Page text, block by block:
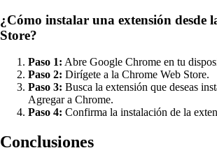
¿Cómo instalar una extensión desde
Store?
Paso 1: Abre Google Chrome en tu
Paso 2: Dirígete a la Chrome Web Store.
Paso 3: Busca la extensión que deseas
Agregar a Chrome.
Paso 4: Confirma la instalación de la
Conclusiones